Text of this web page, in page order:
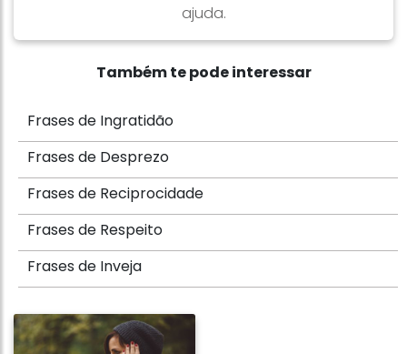
ajuda.
Também te pode interessar
Frases de Ingratidão
Frases de Desprezo
Frases de Reciprocidade
Frases de Respeito
Frases de Inveja